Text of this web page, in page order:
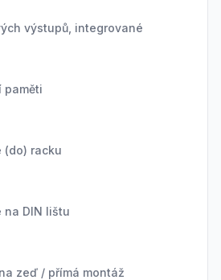
výstupů, integrované
paměti
(do) racku
na DIN lištu
zeď / přímá montáž